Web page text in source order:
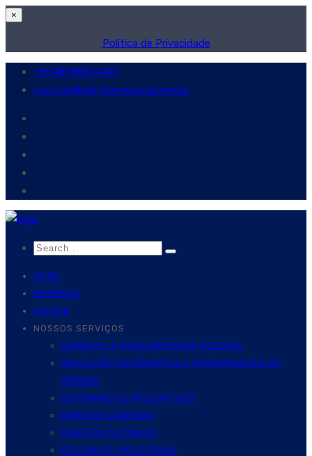
×
Política de Privacidade
+5548988504461
contato@aeinternacional.com.br
HOME
EMPRESA
EQUIPE
NOSSOS SERVIÇOS
COMBATE À CONCORRÊNCIA DESLEAL
INDICAÇÃO GEOGRÁFICA E DENOMINAÇÃO DE
ORIGEM
SOFTWARES E APLICATIVOS
DIREITOS CONEXOS
DIREITOS AUTORAIS
DESENHOS INDUSTRIAIS